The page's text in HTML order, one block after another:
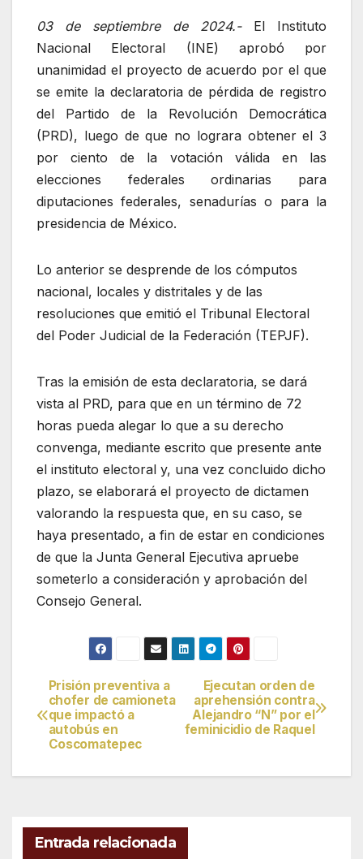
03 de septiembre de 2024.-El Instituto
Nacional Electoral (INE) aprobó por
unanimidad el proyecto de acuerdo por el que
se emite la declaratoria de pérdida de registro
del Partido de la Revolución Democrática
(PRD), luego de que no lograra obtener el 3
por ciento de la votación válida en las
elecciones federales ordinarias para
diputaciones federales, senadurías o para la
presidencia de México.
Lo anterior se desprende de los cómputos
nacional, locales y distritales y de las
resoluciones que emitió el Tribunal Electoral
del Poder Judicial de la Federación (TEPJF).
Tras la emisión de esta declaratoria, se dará
vista al PRD, para que en un término de 72
horas pueda alegar lo que a su derecho
convenga, mediante escrito que presente ante
el instituto electoral y, una vez concluido dicho
plazo, se elaborará el proyecto de dictamen
valorando la respuesta que, en su caso, se
haya presentado, a fin de estar en condiciones
de que la Junta General Ejecutiva apruebe
someterlo a consideración y aprobación del
Consejo General.
Navegación
de
entradas
Ejecutan orden de
aprehensión contra
Alejandro “N” por el
feminicidio de Raquel
Prisión preventiva a
chofer de camioneta
que impactó a
autobús en
Coscomatepec
Entrada relacionada